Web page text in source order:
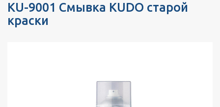
KU-9001 Смывка KUDO старой
краски